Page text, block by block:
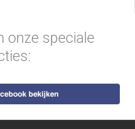
onze speciale